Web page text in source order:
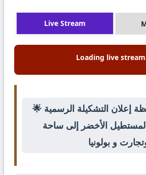
Live Stream
Loading live
🌟 تصل ذروتها لحظة إعلان التشكيلة الرسمية
الأخضر إلى ساحة
و بولونيا